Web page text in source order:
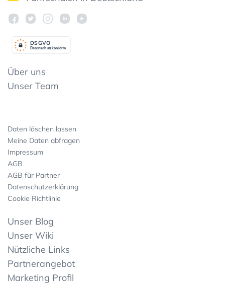
Datenschutzkonform
DSGVO
Über uns
Unser Team
Daten löschen lassen
Meine Daten abfragen
Impressum
AGB
AGB für Partner
Datenschutzerklärung
Cookie Richtlinie
Unser Blog
Unser Wiki
Nützliche Links
Partnerangebot
Marketing Profil